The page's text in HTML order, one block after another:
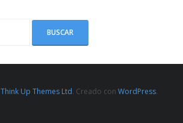
Think Up Themes Ltd. Creado con WordPress.